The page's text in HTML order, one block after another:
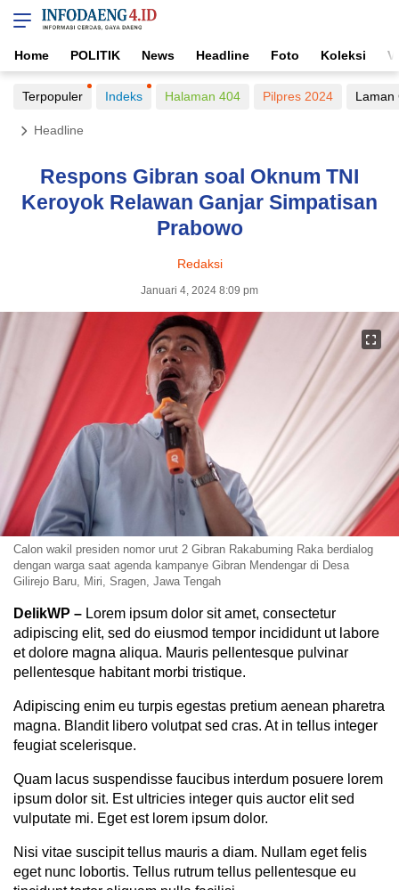
Home POLITIK News Headline Foto Koleksi
Terpopuler Indeks Halaman 404 Pilpres 2024 Laman
Headline
Respons Gibran soal Oknum TNI
Keroyok Relawan Ganjar Simpatisan
Prabowo
Redaksi
Januari 4, 2024 8:09 pm
Calon wakil presiden nomor urut 2 Gibran Rakabuming Raka berdialog
dengan warga saat agenda kampanye Gibran Mendengar di Desa
Gilirejo Baru, Miri, Sragen, Jawa Tengah
DelikWP – Lorem ipsum dolor sit amet, consectetur
adipiscing elit, sed do eiusmod tempor incididunt ut labore
et dolore magna aliqua. Mauris pellentesque pulvinar
pellentesque habitant morbi tristique.
Adipiscing enim eu turpis egestas pretium aenean pharetra
magna. Blandit libero volutpat sed cras. At in tellus integer
feugiat scelerisque.
Quam lacus suspendisse faucibus interdum posuere lorem
ipsum dolor sit. Est ultricies integer quis auctor elit sed
vulputate mi. Eget est lorem ipsum dolor.
Nisi vitae suscipit tellus mauris a diam. Nullam eget felis
eget nunc lobortis. Tellus rutrum tellus pellentesque eu